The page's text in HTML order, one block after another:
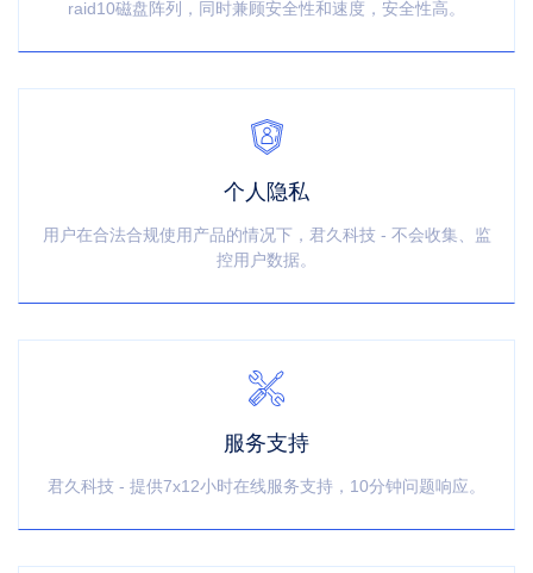
raid10磁盘阵列，同时兼顾安全性和速度，安全性高。
个人隐私
用户在合法合规使用产品的情况下，君久科技 - 不会收集、监
控用户数据。
服务支持
君久科技 - 提供7x12小时在线服务支持，10分钟问题响应。